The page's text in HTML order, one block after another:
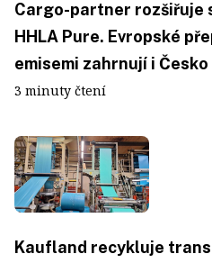
Cargo-partner rozšiřuje
HHLA Pure. Evropské
emisemi zahrnují i
3 minuty čtení
Kaufland recykluje